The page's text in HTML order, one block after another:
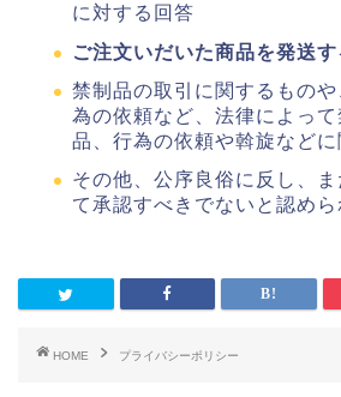
に対する回答
ご注文いだいた商品を発送
禁制品の取引に関するもの
為の依頼など、法律によっ
品、行為の依頼や斡旋などに
その他、公序良俗に反し、
て承認すべきでないと認めら
HOME プライバシーポリシー